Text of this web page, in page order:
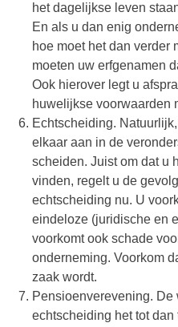
het dagelijkse leven
En als u dan enig
hoe moet het dan verder
moeten uw erfgenamen
Ook hierover legt u
huwelijkse voorwaarden
Echtscheiding.
elkaar aan in de
scheiden. Juist om dat u
vinden, regelt u de
echtscheiding nu. U
eindeloze (juridische en
voorkomt ook schade
onderneming. Voorkom
zaak wordt.
Pensioenverevening. De
echtscheiding het tot